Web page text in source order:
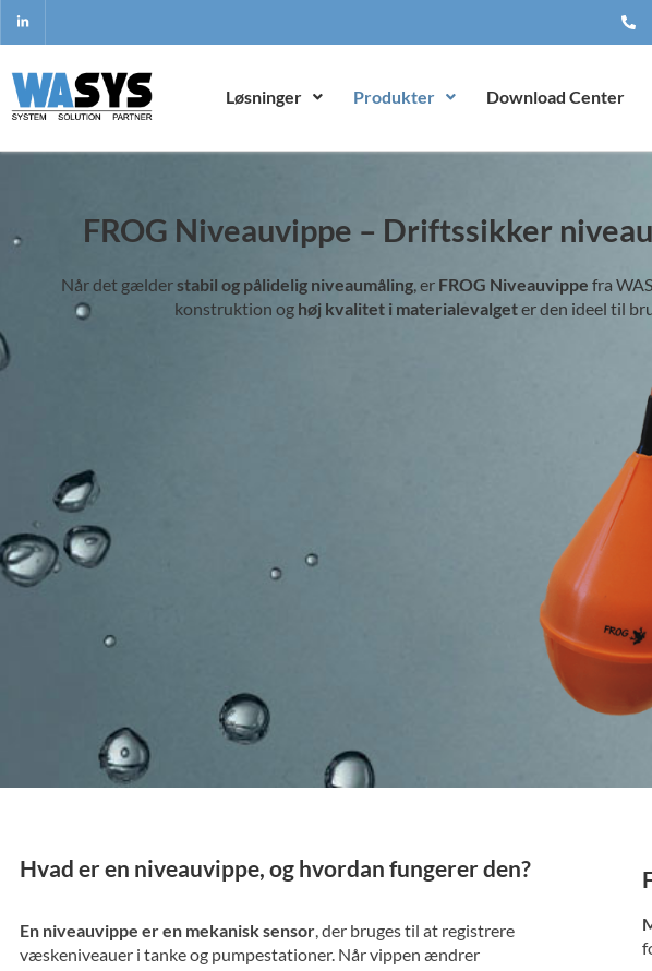
Løsninger Produkter Download Center
FROG Niveauvippe – Driftssikker
Når det gælderstabil og pålidelig niveaumåling, er FROG Niveauvippe fra
konstruktion og høj kvalitet i materialevalgeter den ideel til
Hvad er en niveauvippe, og hvordan fungerer den?
En niveauvippe er en mekanisk sensor , der bruges til at registrere
væskeniveauer i tanke og pumpestationer. Når vippen ændrer